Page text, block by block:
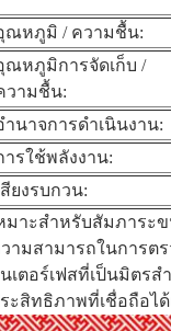
ณหภูมิ / ความชื้น:
ณหภูมิการจัดเก็บ /
วามชื้น:
ำนาจการดำเนินงาน:
ารใช้พลังงาน:
สียงรบกวน:
มาะสำหรับสัมภาระ
ามสามารถในการต
เตอร์เฟสที่เป็นมิตรส
ะสิทธิภาพที่เชื่อถือไ